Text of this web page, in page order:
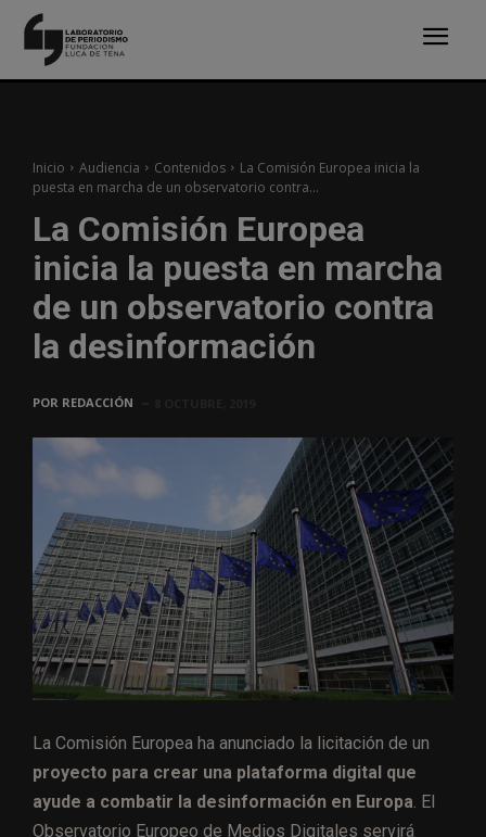
Inicio Audiencia Contenidos
La Comisión Europea inicia la
puesta en marcha de un observatorio contra...
La Comisión Europea
inicia la puesta en marcha
de un observatorio contra
la desinformación
POR REDACCIÓN
La Comisión Europea ha anunciado la licitación de un
proyecto para crear una plataforma digital que
ayude a combatir la desinformación en Europa. El
Observatorio Europeo de Medios Digitales servirá